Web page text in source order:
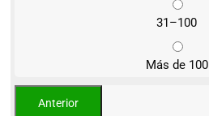
31–100
Más de 100